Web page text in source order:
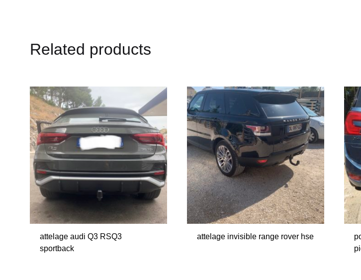
Related products
attelage audi Q3 RSQ3
sportback
attelage invisible range rover hse